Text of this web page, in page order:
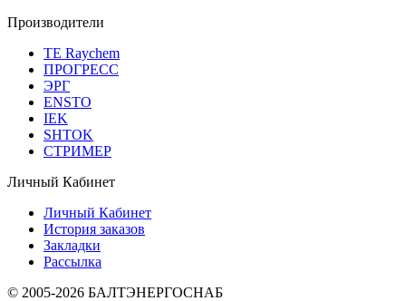
Производители
TE Raychem
ПРОГРЕСС
ЭРГ
ENSTO
IEK
SHTOK
СТРИМЕР
Личный Кабинет
Личный Кабинет
История заказов
Закладки
Рассылка
© 2005-2026 БАЛТЭНЕРГОСНАБ